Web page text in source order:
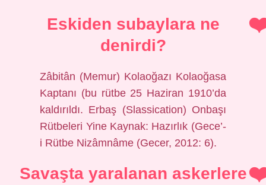
Eskiden subaylara ne
denirdi?
Zâbitân (Memur) Kolaoğazı Kolaoğasa
Kaptanı (bu rütbe 25 Haziran 1910’da
kaldırıldı. Erbaş (Slassication) Onbaşı
Rütbeleri Yine Kaynak: Hazırlık (Gece’-
i Rütbe Nizâmnâme (Gecer, 2012: 6).
Savaşta yaralanan askerlere